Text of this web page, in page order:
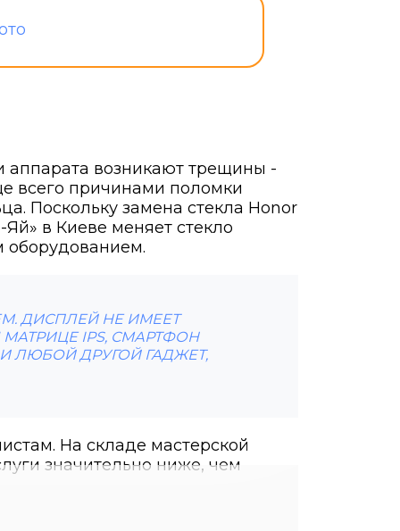
аппарата возникают трещины -
всего причинами поломки
Поскольку замена стекла Honor
в Киеве меняет стекло
оборудованием.
ДИСПЛЕЙ НЕ ИМЕЕТ
IPS, СМАРТФОН
ЛЮБОЙ ДРУГОЙ ГАДЖЕТ,
На складе мастерской
значительно ниже, чем